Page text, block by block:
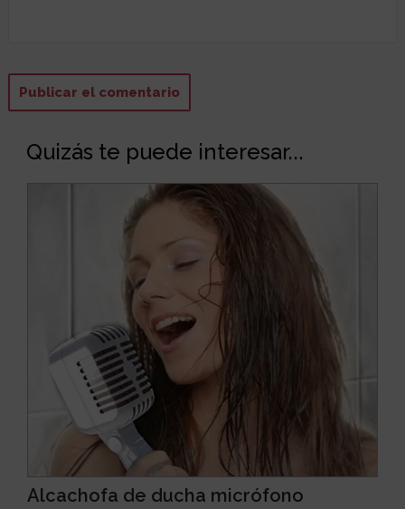
Quizás te puede interesar...
Alcachofa de ducha micrófono